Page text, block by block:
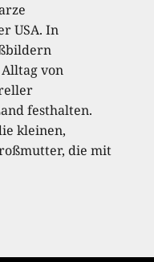
USA. In
von
festhalten.
kleinen,
die mit